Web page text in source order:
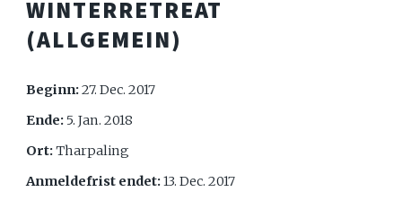
WINTERRETREAT
(ALLGEMEIN)
Beginn:27. Dec. 2017
Ende: 5. Jan. 2018
Ort:Tharpaling
Anmeldefrist endet:13. Dec. 2017